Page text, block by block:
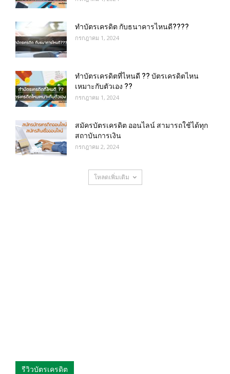
ทำบัตรเครดิต กับธนาคารไหนดี????
กรกฎาคม 1, 2024
ทำบัตรเครดิตที่ไหนดี ?? บัตรเครดิตไหน
เหมาะกับตัวเอง ??
กรกฎาคม 1, 2024
สมัครบัตรเครดิต ออนไลน์ สามารถใช้ได้ทุก
สถาบันการเงิน
กรกฎาคม 2, 2024
โหลดเพิ่มเติม
รีวิวบัตรเครดิต